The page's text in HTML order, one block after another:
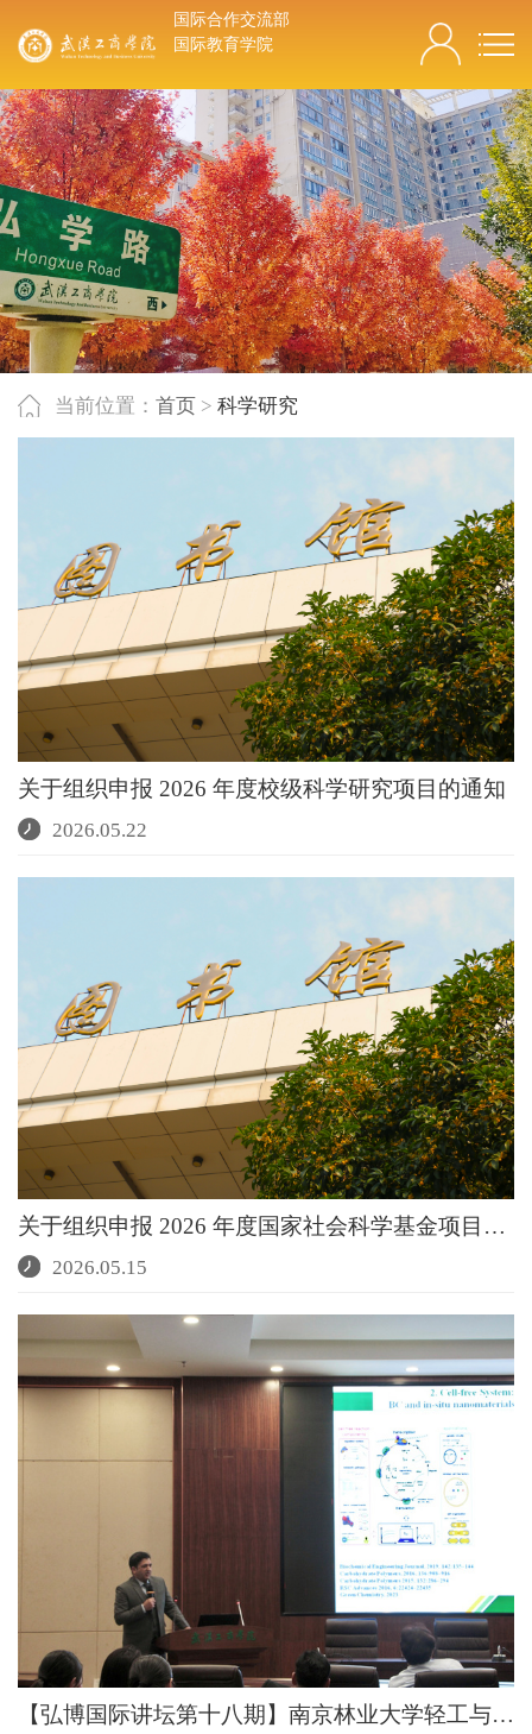
国际合作交流部
国际教育学院
当前位置： 首页> 科学研究
关于组织申报 2026 年度校级科学研究项目的通知
2026.05.22
关于组织申报 2026 年度国家社会科学基金项目的通知
2026.05.15
【弘博国际讲坛第十八期】南京林业大学轻工与食品学院...